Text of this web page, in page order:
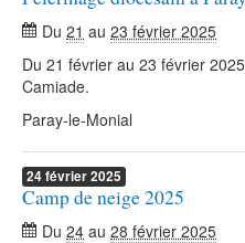
Du 21 au 23 février 2025
Du 21 février au 23 février
Camiade.
Paray-le-Monial
24février2025
Camp de neige 2025
Du 24 au 28 février 2025